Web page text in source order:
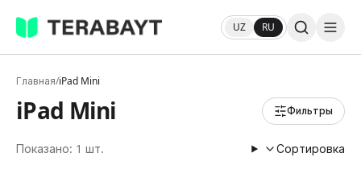
UZ RU
Главная/iPad Mini
iPad Mini Фильтры
Показано: 1 шт. Сортировка